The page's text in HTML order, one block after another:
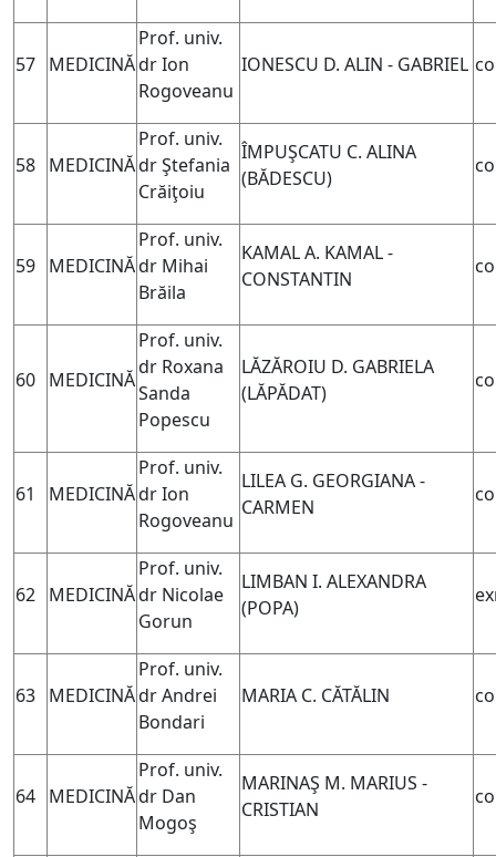
57 MEDICINĂ
Prof. univ.
dr Ion
Rogoveanu
IONESCU D. ALIN - GABRIEL
58 MEDICINĂ
Prof. univ.
dr Ştefania
Crăiţoiu
ÎMPUŞCATU C. ALINA
(BĂDESCU)
59 MEDICINĂ
Prof. univ.
dr Mihai
Brăila
KAMAL A. KAMAL -
CONSTANTIN
60 MEDICINĂ
Prof. univ.
dr Roxana
Sanda
Popescu
LĂZĂROIU D. GABRIELA
(LĂPĂDAT)
61 MEDICINĂ
Prof. univ.
dr Ion
Rogoveanu
LILEA G. GEORGIANA -
CARMEN
62 MEDICINĂ
Prof. univ.
dr Nicolae
Gorun
LIMBAN I. ALEXANDRA
(POPA)
63 MEDICINĂ
Prof. univ.
dr Andrei
Bondari
MARIA C. CĂTĂLIN
64 MEDICINĂ
Prof. univ.
dr Dan
Mogoş
MARINAŞ M. MARIUS -
CRISTIAN